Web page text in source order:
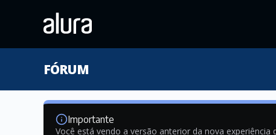
FÓRUM
Importante
Você está vendo a versão anterior da nova